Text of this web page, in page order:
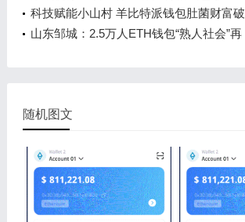
科技赋能小山村 羊比特派钱包肚菌财富破
山东邹城：2.5万人ETH钱包“熟人社会”再
随机图文